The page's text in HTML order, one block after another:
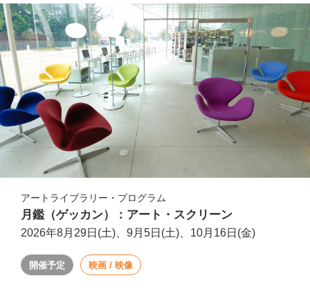
アートライブラリー・プログラム
月鑑（ゲッカン）：アート・スクリーン
2026年8月29日(土)、9月5日(土)、10月16日(金)
開催予定 映画 / 映像